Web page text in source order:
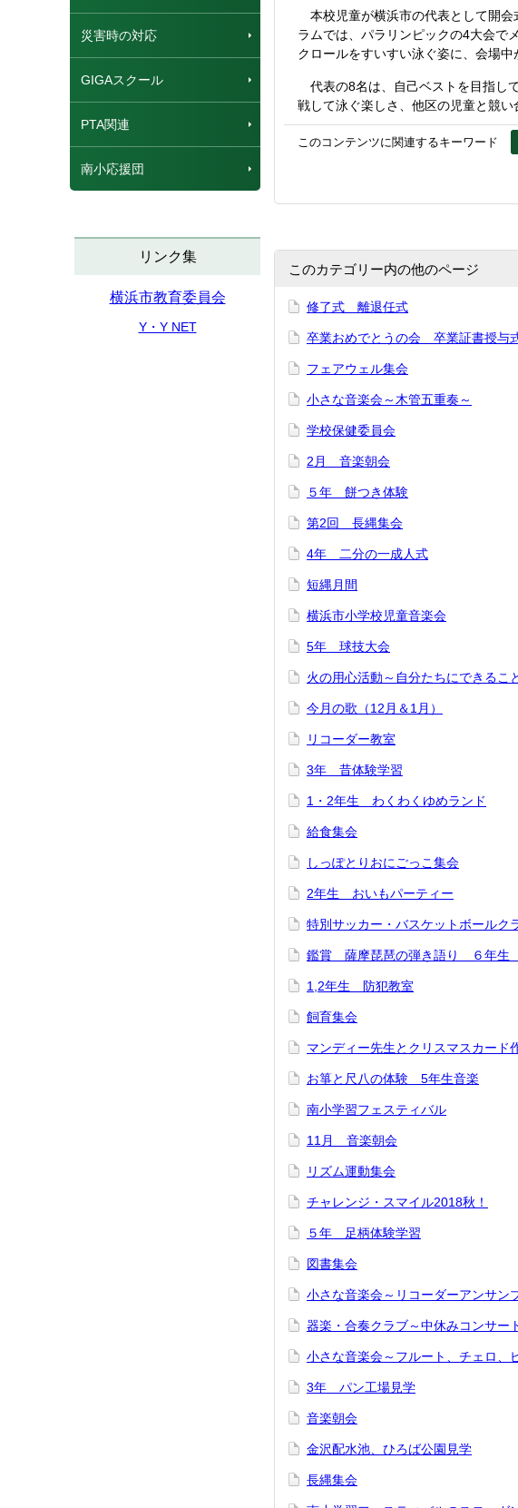
災害時の対応
GIGAスクール
PTA関連
南小応援団
リンク集
横浜市教育委員会
Y・Y NET
本校児童が横浜市の代表として開会
ラムでは、パラリンピックの4大会で
クロールをすいすい泳ぐ姿に、会場中
代表の8名は、自己ベストを目指し
戦して泳ぐ楽しさ、他区の児童と競
このコンテンツに関連するキーワード
このカテゴリー内の他のページ
修了式 離退任式
卒業おめでとうの会 卒業証書授与
フェアウェル集会
小さな音楽会～木管五重奏～
学校保健委員会
2月 音楽朝会
５年 餅つき体験
第2回 長縄集会
4年 二分の一成人式
短縄月間
横浜市小学校児童音楽会
5年 球技大会
火の用心活動～自分たちにできるこ
今月の歌（12月＆1月）
リコーダー教室
3年 昔体験学習
1・2年生 わくわくゆめランド
給食集会
しっぽとりおにごっこ集会
2年生 おいもパーティー
特別サッカー・バスケットボール
鑑賞 薩摩琵琶の弾き語り ６年生
1,2年生 防犯教室
飼育集会
マンディー先生とクリスマスカード
お箏と尺八の体験 5年生音楽
南小学習フェスティバル
11月 音楽朝会
リズム運動集会
チャレンジ・スマイル2018秋！
５年 足柄体験学習
図書集会
小さな音楽会～リコーダーアンサン
器楽・合奏クラブ～中休みコンサー
小さな音楽会～フルート、チェロ、
3年 パン工場見学
音楽朝会
金沢配水池、ひろば公園見学
長縄集会